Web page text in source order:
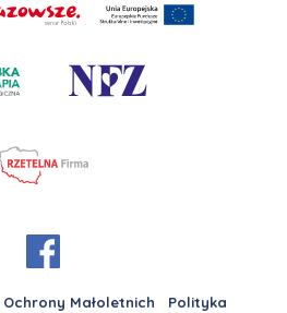
Małoletnich
Polityka